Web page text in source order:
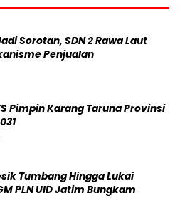
Sorotan, SDN 2 Rawa Laut
Penjualan
Pimpin Karang Taruna Provinsi
Tumbang Hingga Lukai
PLN UID Jatim Bungkam